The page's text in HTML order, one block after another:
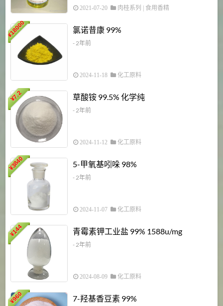
2021-07-20 肉桂系列 食用香精
¥
18000 氯诺昔康 99%
- 2年前
2024-11-18 化工原料
¥
7.2 草酸铵 99.5% 化学纯
- 2年前
2024-11-12 化工原料
¥
3840 5-甲氧基吲哚 98%
- 2年前
2024-11-07 化工原料
¥
144 青霉素钾工业盐 99% 1588u/mg
- 2年前
2024-08-09 化工原料
¥
960 7-羟基香豆素 99%